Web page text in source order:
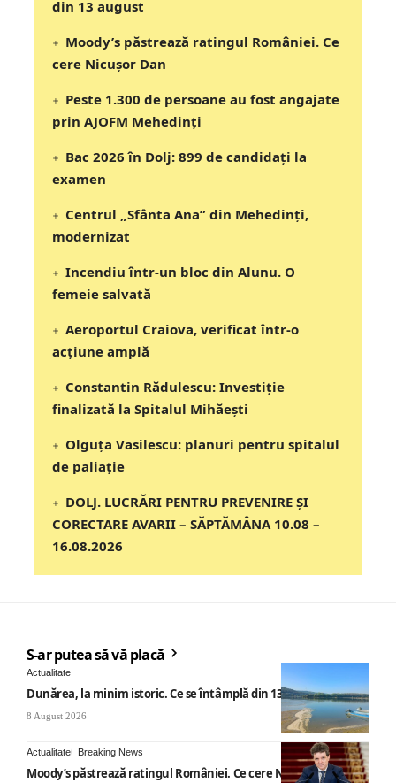
din 13 august
Moody’s păstrează ratingul României. Ce
cere Nicușor Dan
Peste 1.300 de persoane au fost angajate
prin AJOFM Mehedinți
Bac 2026 în Dolj: 899 de candidați la
examen
Centrul „Sfânta Ana” din Mehedinți,
modernizat
Incendiu într-un bloc din Alunu. O
femeie salvată
Aeroportul Craiova, verificat într-o
acțiune amplă
Constantin Rădulescu: Investiție
finalizată la Spitalul Mihăești
Olguța Vasilescu: planuri pentru spitalul
de paliație
DOLJ. LUCRĂRI PENTRU PREVENIRE ȘI
CORECTARE AVARII – SĂPTĂMÂNA 10.08 –
16.08.2026
S-ar putea să vă placă
Actualitate
Dunărea, la minim istoric. Ce se întâmplă din 13 august
8 August 2026
Actualitate Breaking News
Moody’s păstrează ratingul României. Ce cere Nicușor Dan